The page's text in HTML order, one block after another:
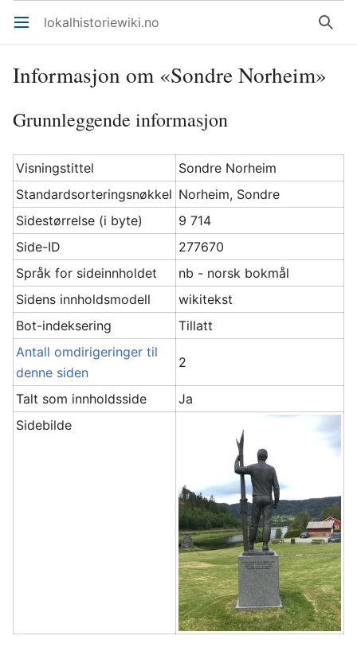
Åpne hovedmenyen lokalhistoriewiki.no Søk
Informasjon om «Sondre Norheim»
Grunnleggende informasjon
Visningstittel
Sondre Norheim
Standardsorteringsnøkkel Norheim, Sondre
Sidestørrelse (i byte)
9 714
Side-ID
277670
Språk for sideinnholdet
nb - norsk bokmål
Sidens innholdsmodell
wikitekst
Bot-indeksering
Tillatt
Antall omdirigeringer til
denne siden
2
Talt som innholdsside
Ja
Sidebilde